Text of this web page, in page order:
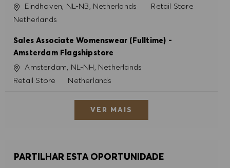
Localização
Eindhoven, NL-NB, Netherlands Categoria
Retail Store
Netherlands
Sales Associate Womenswear (Fulltime) -
Amsterdam Flagshipstore
Localização
Amsterdam, NL-NH, Netherlands
Categoria
Retail Store Netherlands
VER MAIS
PARTILHAR ESTA OPORTUNIDADE